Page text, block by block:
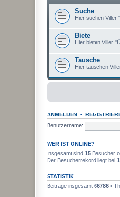
Suche
Hier suchen Viller
Biete
Hier bieten Viller
Tausche
Hier tauschen
ANMELDEN •
Benutzername:
WER IST ONLINE?
Insgesamt sind 15 Besucher
Der Besucherrekord liegt bei
STATISTIK
Beiträge insgesamt 66786 •